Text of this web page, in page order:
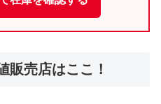
販売店はここ！